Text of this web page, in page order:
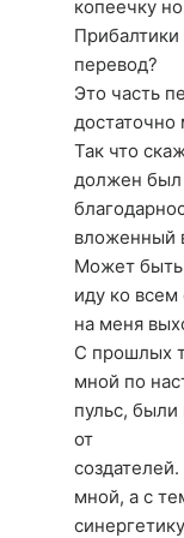
копеечку
Прибалтики
перевод?
Это часть
достаточно
Так что
должен был
вложенный
Может быть
иду ко всем
на меня
С прошлых
мной по
пульс,
от
мной, а с